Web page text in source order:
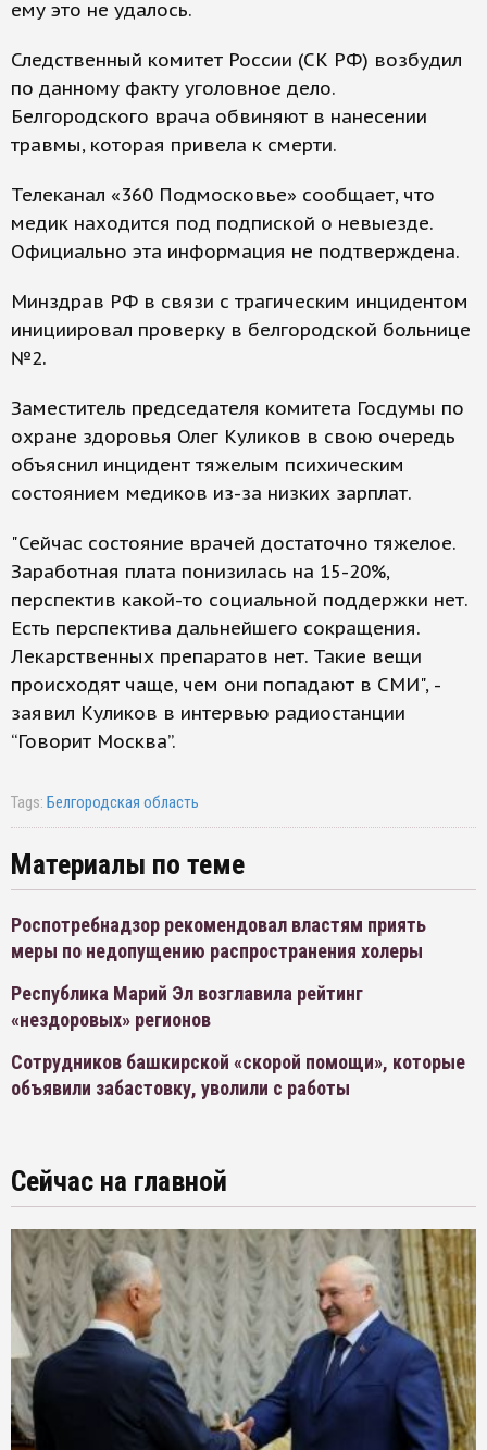
ему это не удалось.
Следственный комитет России (СК РФ) возбудил
по данному факту уголовное дело.
Белгородского врача обвиняют в нанесении
травмы, которая привела к смерти.
Телеканал «360 Подмосковье» сообщает, что
медик находится под подпиской о невыезде.
Официально эта информация не подтверждена.
Минздрав РФ в связи с трагическим инцидентом
инициировал проверку в белгородской больнице
№2.
Заместитель председателя комитета Госдумы по
охране здоровья Олег Куликов в свою очередь
объяснил инцидент тяжелым психическим
состоянием медиков из-за низких зарплат.
"Сейчас состояние врачей достаточно тяжелое.
Заработная плата понизилась на 15-20%,
перспектив какой-то социальной поддержки нет.
Есть перспектива дальнейшего сокращения.
Лекарственных препаратов нет. Такие вещи
происходят чаще, чем они попадают в СМИ", -
заявил Куликов в интервью радиостанции
“Говорит Москва”.
Tags: Белгородская область
Материалы по теме
Роспотребнадзор рекомендовал властям приять
меры по недопущению распространения холеры
Республика Марий Эл возглавила рейтинг
«нездоровых» регионов
Сотрудников башкирской «скорой помощи», которые
объявили забастовку, уволили с работы
Сейчас на главной